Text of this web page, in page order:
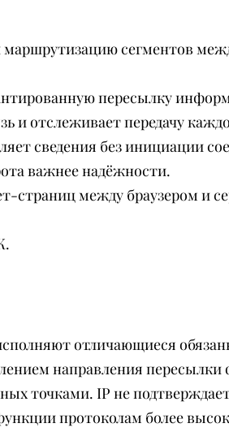
сегментов
пересылку
и отслеживает передачу
сведения без инициации
важнее надёжности.
страниц между браузером и
отличающиеся
направления пересылки
точками. IP не
протоколам более